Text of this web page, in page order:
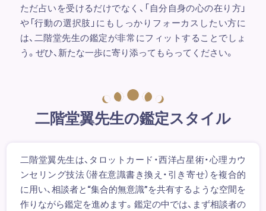
ただ占いを受けるだけでなく、「自分自身の心の在り方」
や「行動の選択肢」にもしっかりフォーカスしたい方に
は、二階堂先生の鑑定が非常にフィットすることでしょ
う。ぜひ、新たな一歩に寄り添ってもらってください。
二階堂翼先生の鑑定スタイル
二階堂翼先生は、タロットカード・西洋占星術・心理カウ
ンセリング技法（潜在意識書き換え・引き寄せ）を複合的
に用い、相談者と“集合的無意識”を共有するような空間を
作りながら鑑定を進めます。鑑定の中では、まず相談者の